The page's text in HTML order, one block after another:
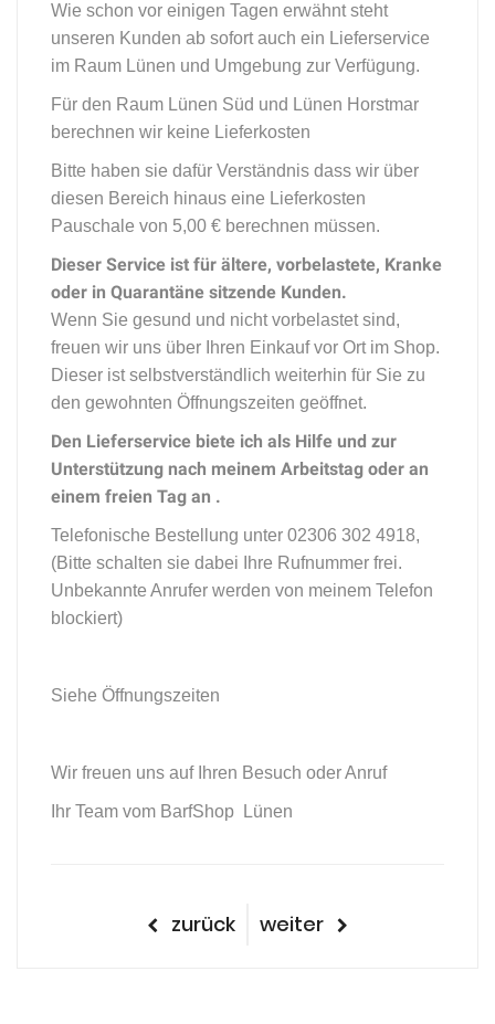
Wie schon vor einigen Tagen erwähnt steht
unseren Kunden ab sofort auch ein Lieferservice
im Raum Lünen und Umgebung zur Verfügung.
Für den Raum Lünen Süd und Lünen Horstmar
berechnen wir keine Lieferkosten
Bitte haben sie dafür Verständnis dass wir über
diesen Bereich hinaus eine Lieferkosten
Pauschale von 5,00 € berechnen müssen.
Dieser Service ist für ältere, vorbelastete, Kranke
oder in Quarantäne sitzende Kunden.
Wenn Sie gesund und nicht vorbelastet sind,
freuen wir uns über Ihren Einkauf vor Ort im Shop.
Dieser ist selbstverständlich weiterhin für Sie zu
den gewohnten Öffnungszeiten geöffnet.
Den Lieferservice biete ich als Hilfe und zur
Unterstützung nach meinem Arbeitstag oder an
einem freien Tag an .
Telefonische Bestellung unter 02306 302 4918,
(Bitte schalten sie dabei Ihre Rufnummer frei.
Unbekannte Anrufer werden von meinem Telefon
blockiert)
Siehe Öffnungszeiten
Wir freuen uns auf Ihren Besuch oder Anruf
Ihr Team vom BarfShop Lünen
Beitragsnavigation
vorheriger
zurück
nächster
weiter